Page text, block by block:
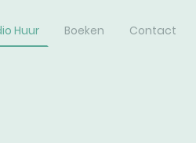
Huur Boeken Contact